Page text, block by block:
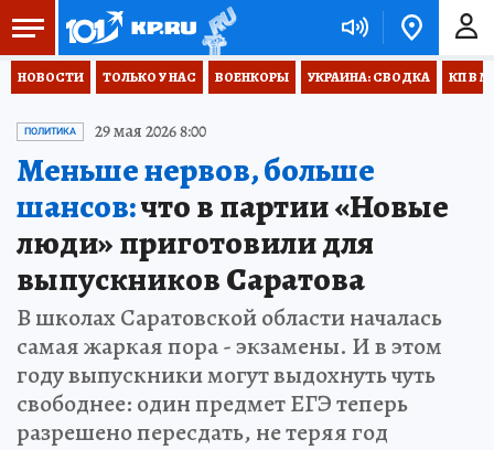
НОВОСТИ ТОЛЬКО У НАС ВОЕНКОРЫ УКРАИНА: СВОДКА КП В
ПОЛИТИКА 29 мая 2026 8:00
Меньше нервов, больше
шансов:что в партии «Новые
люди» приготовили для
выпускников Саратова
В школах Саратовской области началась
самая жаркая пора - экзамены. И в этом
году выпускники могут выдохнуть чуть
свободнее: один предмет ЕГЭ теперь
разрешено пересдать, не теряя год